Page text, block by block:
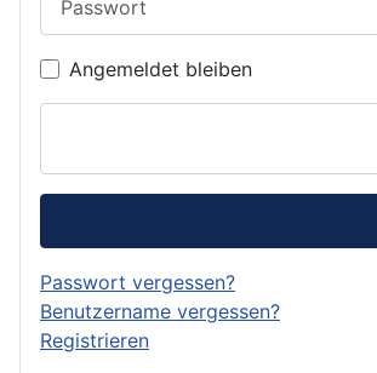
Angemeldet bleiben
Passwort vergessen?
Benutzername vergessen?
Registrieren